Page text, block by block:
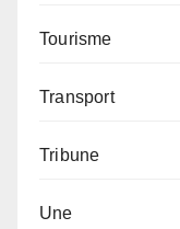
Tourisme
Transport
Tribune
Une